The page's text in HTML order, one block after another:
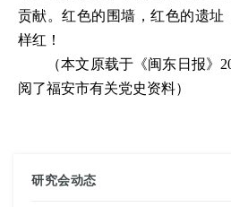
贡献。红色的围墙，红色的遗址
样红！
（本文原载于《闽东日报》
阅了福安市有关党史资料）
研究会动态